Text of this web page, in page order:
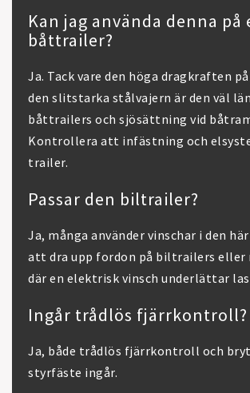
Kan jag använda denna på
båttrailer?
Ja. Tack vare den höga dragkraften
den slitstarka stålvajern är den väl
båttrailers och sjösättning vid
Kontrollera att infästning och
trailer.
Passar den biltrailer?
Ja, många använder vinschar i den
att dra upp fordon på biltrailers eller
där en elektrisk vinsch underlättar
Ingår trådlös fjärrkontroll?
Ja, både trådlös fjärrkontroll och
styrfäste ingår.